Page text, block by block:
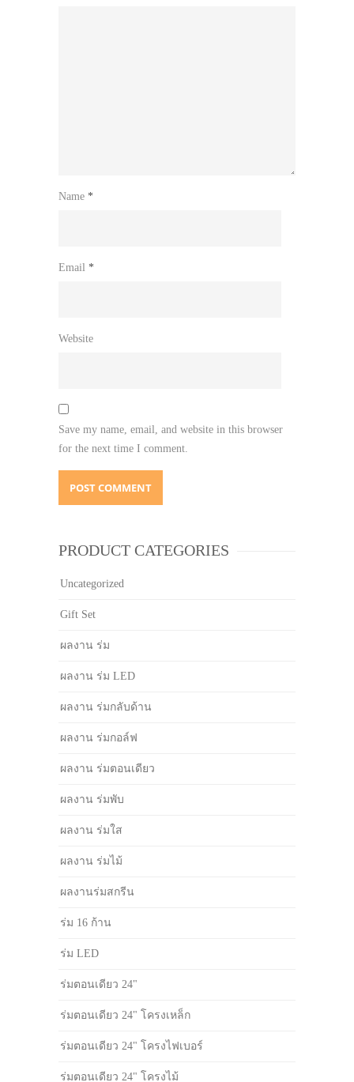
Name *
Email *
Website
Save my name, email, and website in this browser
for the next time I comment.
PRODUCT CATEGORIES
Uncategorized
Gift Set
ผลงาน ร่ม
ผลงาน ร่ม LED
ผลงาน ร่มกลับด้าน
ผลงาน ร่มกอล์ฟ
ผลงาน ร่มตอนเดียว
ผลงาน ร่มพับ
ผลงาน ร่มใส
ผลงาน ร่มไม้
ผลงานร่มสกรีน
ร่ม 16 ก้าน
ร่ม LED
ร่มตอนเดียว 24"
ร่มตอนเดียว 24" โครงเหล็ก
ร่มตอนเดียว 24" โครงไฟเบอร์
ร่มตอนเดียว 24" โครงไม้